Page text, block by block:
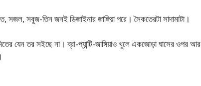
সজল, সবুজ-তিন জনই ডিজাইনার জাঙ্গিয়া পরে। সৈকতেরটা সাদামাটা।
যেন তর সইছে না। ব্রা-প্যান্টি-জাঙ্গিয়াও খুলে একজোড়া ঘাসের ওপর আর